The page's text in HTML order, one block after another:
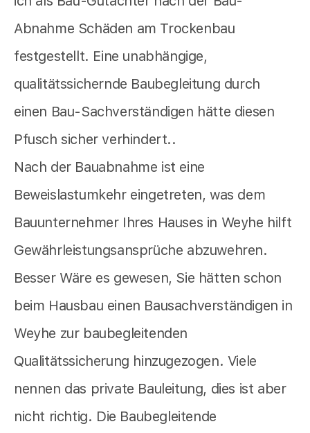
Abnahme Schäden am Trockenbau
festgestellt. Eine unabhängige,
qualitätssichernde Baubegleitung durch
einen Bau-Sachverständigen hätte diesen
Pfusch sicher verhindert..
Nach der Bauabnahme ist eine
Beweislastumkehr eingetreten, was dem
Bauunternehmer Ihres Hauses in Weyhe hilft
Gewährleistungsansprüche abzuwehren.
Besser Wäre es gewesen, Sie hätten schon
beim Hausbau einen Bausachverständigen in
Weyhe zur baubegleitenden
Qualitätssicherung hinzugezogen. Viele
nennen das private Bauleitung, dies ist aber
nicht richtig. Die Baubegleitende